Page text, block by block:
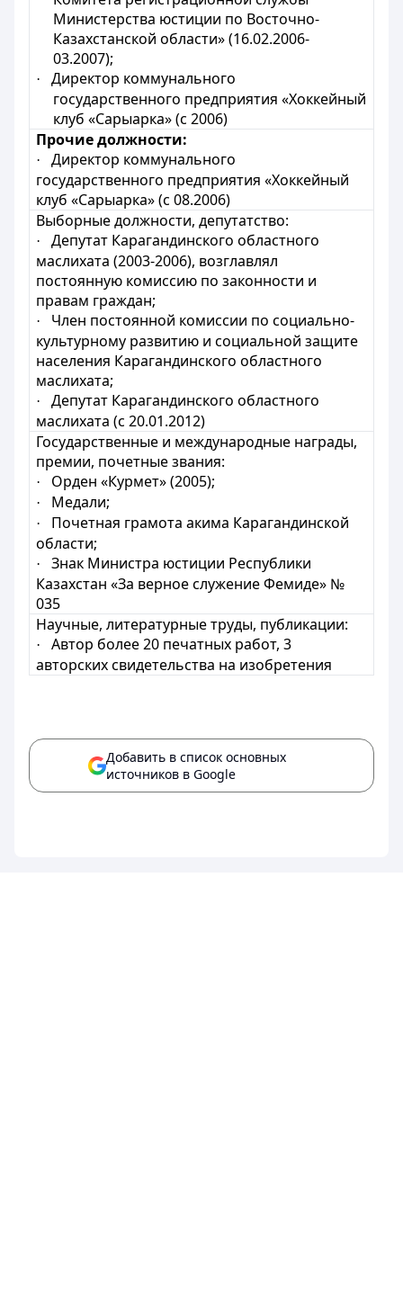
Министерства юстиции по Восточно-
Казахстанской области» (16.02.2006-
03.2007);
· Директор коммунального
государственного предприятия «Хоккейный
клуб «Сарыарка» (с 2006)
Прочие должности:
· Директор коммунального
государственного предприятия «Хоккейный
клуб «Сарыарка» (с 08.2006)
Выборные должности, депутатство:
·
Депутат Карагандинского областного
маслихата (2003-2006), возглавлял
постоянную комиссию по законности и
правам граждан;
·
Член постоянной комиссии по социально-
культурному развитию и социальной защите
населения Карагандинского областного
маслихата;
·
Депутат Карагандинского областного
маслихата (с 20.01.2012)
Государственные и международные награды,
премии, почетные звания:
· Орден «Курмет» (2005);
· Медали;
·
Почетная грамота акима Карагандинской
области;
·
Знак Министра юстиции Республики
Казахстан «За верное служение Фемиде» №
035
Научные, литературные труды, публикации:
·
Автор более 20 печатных работ, 3
авторских свидетельства на изобретения
Добавить в список основных
источников в Google